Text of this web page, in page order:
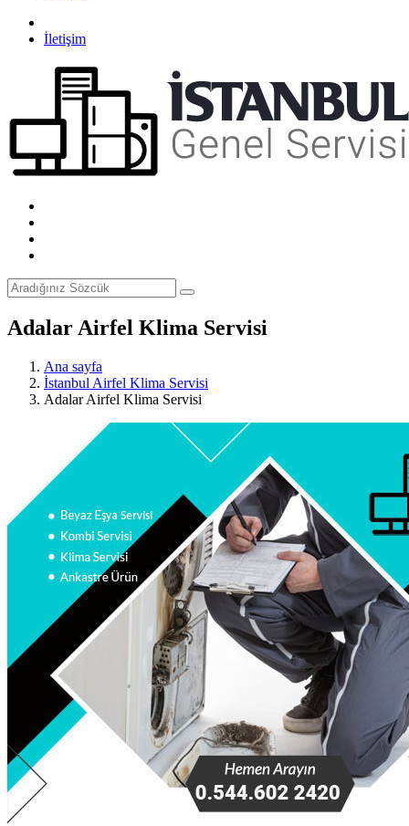
İletişim
Adalar Airfel Klima Servisi
Ana sayfa
İstanbul Airfel Klima Servisi
Adalar Airfel Klima Servisi